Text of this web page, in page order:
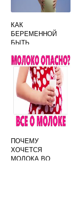
КАК
БЕРЕМЕННОЙ
БЫТЬ
ПОЧЕМУ
ХОЧЕТСЯ
МОЛОКА ВО